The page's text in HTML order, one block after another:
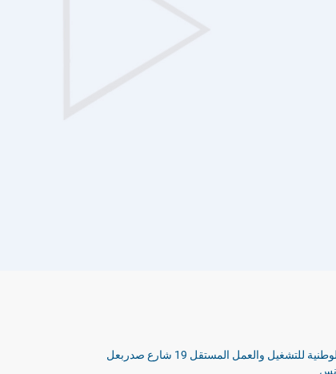
الوكالة الوطنية للتشغيل والعمل المستقل 19 شارع صدربعل